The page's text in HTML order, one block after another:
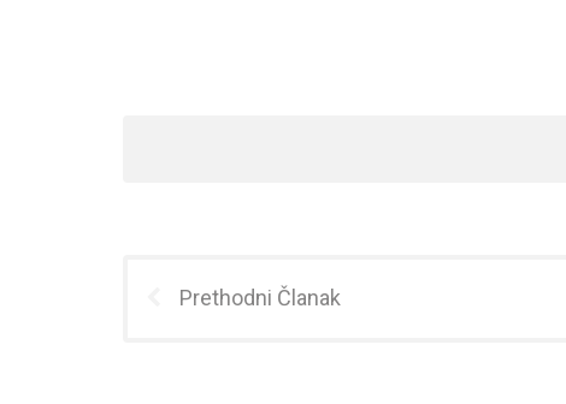
Prethodni Članak